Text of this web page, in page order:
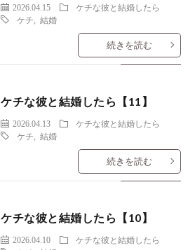
2026.04.15
ケチな彼と結婚したら
ケチ
,結婚
続きを読む
ケチな彼と結婚したら【11】
2026.04.13
ケチな彼と結婚したら
ケチ
,結婚
続きを読む
ケチな彼と結婚したら【10】
2026.04.10
ケチな彼と結婚したら